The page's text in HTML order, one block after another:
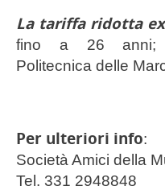
La tariffa ridotta
fino a 26 anni;
Politecnica delle
Per ulteriori info:
Società Amici della
Tel. 331 2948848